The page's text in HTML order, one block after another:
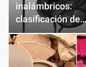
inalámbricos:
clasificación de…